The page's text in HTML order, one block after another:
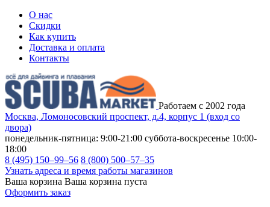
О нас
Скидки
Как купить
Доставка и оплата
Контакты
Работаем с 2002 года
Москва, Ломоносовский проспект, д.4, корпус 1 (вход со
двора)
понедельник-пятница: 9:00-21:00 суббота-воскресенье 10:00-
18:00
8 (495) 150–99–56 8 (800) 500–57–35
Узнать адреса и время работы магазинов
Ваша корзина Ваша корзина пуста
Оформить заказ